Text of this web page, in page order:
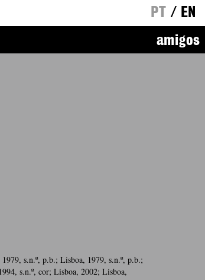
PT / EN
amigos
s.n.º, p.b.; Lisboa, 1979, s.n.º, p.b.;
s.n.º, cor; Lisboa, 2002; Lisboa,